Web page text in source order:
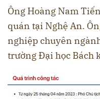
Ông Hoàng Nam
quán tại Nghệ An.
nghiệp chuyên
trường Đại học Bách